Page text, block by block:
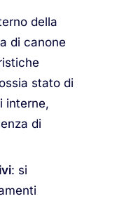
della
di canone
stato di
interne,
di
: si